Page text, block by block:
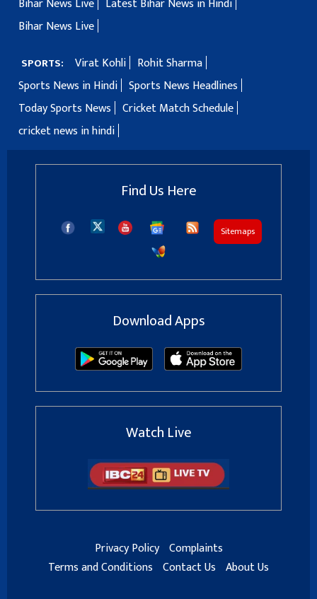
Bihar News Live
SPORTS: Virat Kohli
Rohit Sharma
Sports News in Hindi Sports News Headlines
Today Sports News
Cricket Match Schedule
cricket news in hindi
Find Us Here
Sitemaps
Download Apps
Watch Live
Privacy Policy Complaints
Terms and Conditions Contact Us About Us